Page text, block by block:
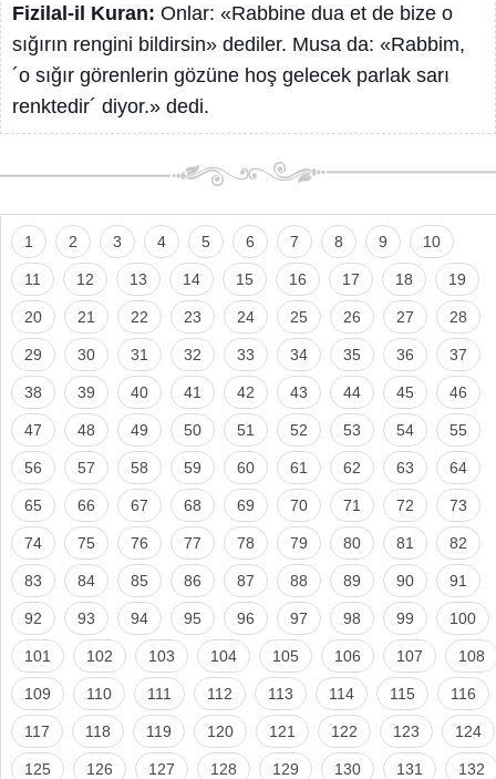
Fizilal-il Kuran: Onlar: «Rabbine dua et de bize o
sığırın rengini bildirsin» dediler. Musa da: «Rabbim,
´o sığır görenlerin gözüne hoş gelecek parlak sarı
renktedir´ diyor.» dedi.
1 2 3 4 5 6 7 8 9 10
11 12 13 14 15 16 17 18 19
20 21 22 23 24 25 26 27 28
29 30 31 32 33 34 35 36 37
38 39 40 41 42 43 44 45 46
47 48 49 50 51 52 53 54 55
56 57 58 59 60 61 62 63 64
65 66 67 68 69 70 71 72 73
74 75 76 77 78 79 80 81 82
83 84 85 86 87 88 89 90 91
92 93 94 95 96 97 98 99 100
101 102 103 104 105 106 107 108
109 110 111 112 113 114 115 116
117 118 119 120 121 122 123 124
125 126 127 128 129 130 131 132